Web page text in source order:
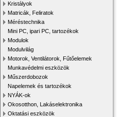
Kristályok
Matricák, Feliratok
Méréstechnika
Mini PC, ipari PC, tartozékok
Modulok
Modulvilág
Motorok, Ventilátorok, Fűtőelemek
Munkavédelmi eszközök
Műszerdobozok
Napelemek és tartozékok
NYÁK-ok
Okosotthon, Lakáselektronika
Oktatási eszközök